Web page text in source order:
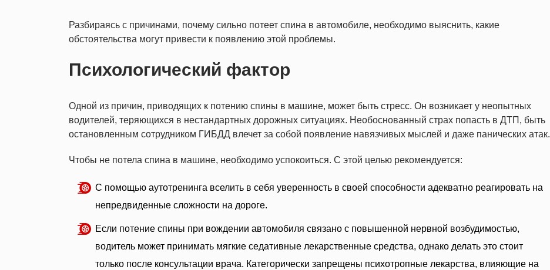
Разбираясь с причинами, почему сильно потеет спина в автомобиле, необходимо выяснить, какие
обстоятельства могут привести к появлению этой проблемы.
Психологический фактор
Одной из причин, приводящих к потению спины в машине, может быть стресс. Он возникает у неопытных
водителей, теряющихся в нестандартных дорожных ситуациях. Необоснованный страх попасть в ДТП, быть
остановленным сотрудником ГИБДД влечет за собой появление навязчивых мыслей и даже панических атак.
Чтобы не потела спина в машине, необходимо успокоиться. С этой целью рекомендуется:
С помощью аутотренинга вселить в себя уверенность в своей способности адекватно реагировать на
непредвиденные сложности на дороге.
Если потение спины при вождении автомобиля связано с повышенной нервной возбудимостью,
водитель может принимать мягкие седативные лекарственные средства, однако делать это стоит
только после консультации врача. Категорически запрещены психотропные лекарства, влияющие на